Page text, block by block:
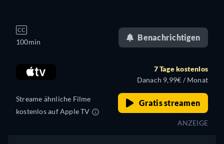
CC
100min Benachrichtigen
Streame ähnliche Filme
kostenlos auf Apple TV
7 Tage kostenlos
Danach 9,99€ / Monat
Gratis streamen
ANZEIGE